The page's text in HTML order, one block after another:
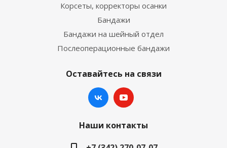
Корсеты, корректоры осанки
Бандажи
Бандажи на шейный отдел
Послеоперационные бандажи
Оставайтесь на связи
Наши контакты